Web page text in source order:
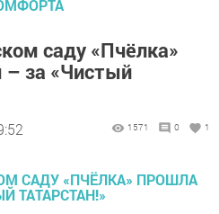
саду «Пчёлка»
за «Чистый
1571 0 1